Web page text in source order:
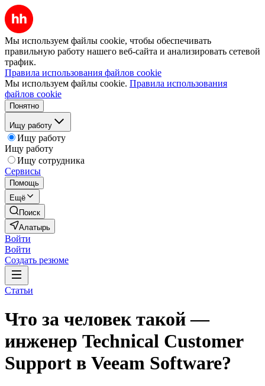
Мы используем файлы cookie, чтобы обеспечивать
правильную работу нашего веб-сайта и анализировать сетевой
трафик.
Правила использования файлов cookie
Мы используем файлы cookie. Правила использования
файлов cookie
Понятно
Ищу работу
Ищу работу
Ищу работу
Ищу сотрудника
Сервисы
Помощь
Ещё
Поиск
Алатырь
Войти
Войти
Создать резюме
Статьи
Что за человек такой —
инженер Technical Customer
Support в Veeam Software?